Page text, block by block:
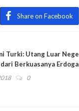
Share on Facebook
Turki: Utang Luar
Berkuasanya
0